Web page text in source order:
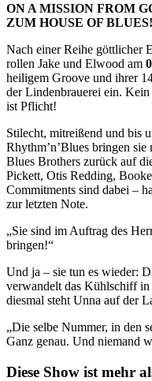
ON A MISSION FROM
ZUM HOUSE OF BLUES!
Nach einer Reihe göttlicher
rollen Jake und Elwood am
heiligem Groove und ihrer
der Lindenbrauerei ein.
ist Pflicht!
Stilecht, mitreißend und bis
Rhythm’n’Blues bringen
Blues Brothers zurück auf
Pickett, Otis Redding,
Commitments sind dabei –
zur letzten Note.
„Sie sind im Auftrag des
bringen!“
Und ja – sie tun es wieder:
verwandelt das Kühlschiff in
diesmal steht Unna auf der
„Die selbe Nummer, in den
Ganz genau. Und niemand
Diese Show ist mehr